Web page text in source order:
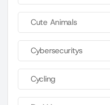
Cute Animals
Cybersecuritys
Cycling